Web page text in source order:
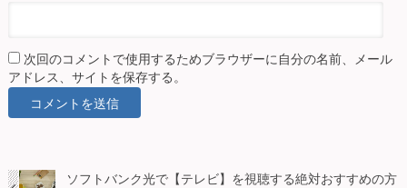
次回のコメントで使用するためブラウザーに自分の名前、メール
アドレス、サイトを保存する。
ソフトバンク光で【テレビ】を視聴する絶対おすすめの方